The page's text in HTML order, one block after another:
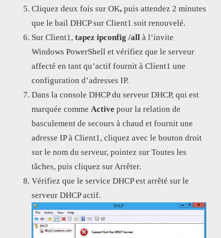
Cliquez deux fois sur OK, puis attendez 2 minutes
que le bail DHCP sur Client1 soit renouvelé.
Sur Client1, tapez ipconfig /all à l’invite
Windows PowerShell et vérifiez que le serveur
affecté en tant qu’actif fournit à Client1 une
configuration d’adresses IP.
Dans la console DHCP du serveur DHCP, qui est
marquée comme Active pour la relation de
basculement de secours à chaud et fournit une
adresse IP à Client1, cliquez avec le bouton droit
sur le nom du serveur, pointez sur Toutes les
tâches, puis cliquez sur Arrêter.
Vérifiez que le service DHCP est arrêté sur le
serveur DHCP actif.